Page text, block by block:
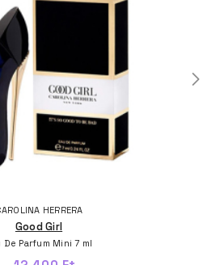
HERRERA
Good Girl
De Parfum Mini 7 ml